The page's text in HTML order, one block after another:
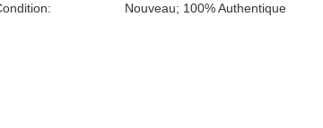
Nouveau; 100% Authentique